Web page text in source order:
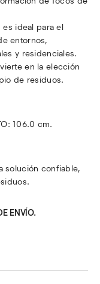
es ideal para el
entornos,
y residenciales.
en la elección
de residuos.
106.0 cm.
solución confiable,
ENVÍO.